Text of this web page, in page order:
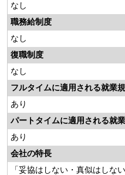
なし
職務給制度
なし
復職制度
なし
フルタイムに適用される就業
あり
パートタイムに適用される就
あり
会社の特長
「妥協はしない・真似はしな